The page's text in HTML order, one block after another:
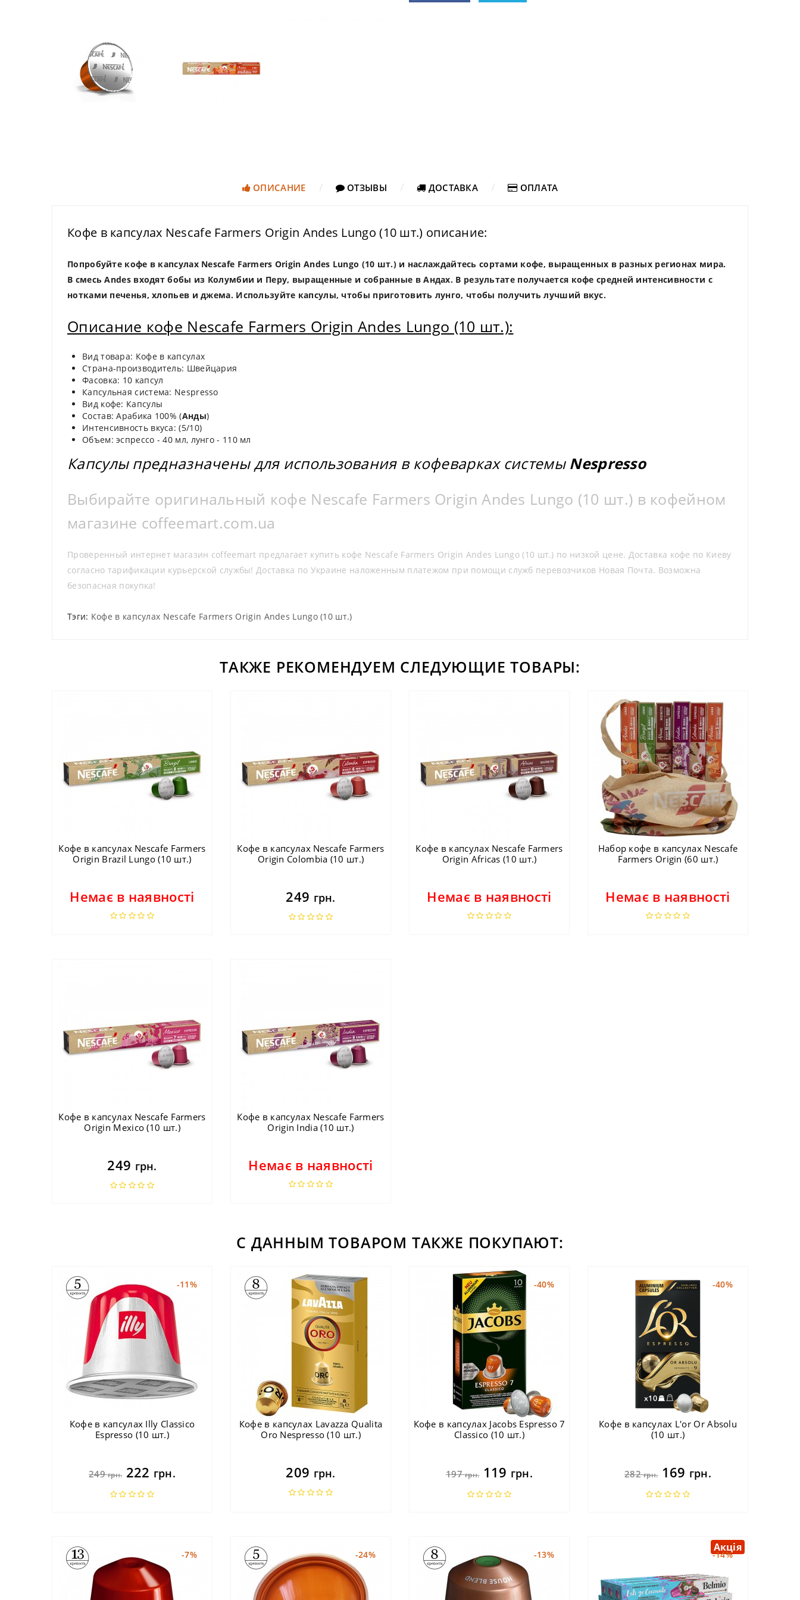
ОПИСАНИЕ ОТЗЫВЫ ДОСТАВКА ОПЛАТА
Кофе в капсулах Nescafe Farmers Origin Andes Lungo (10 шт.) описание:
Попробуйте кофе в капсулах Nescafe Farmers Origin Andes Lungo (10 шт.) и наслаждайтесь сортами кофе, выращенных в разных регионах мира.
В смесь Andes входят бобы из Колумбии и Перу, выращенные и собранные в Андах. В результате получается кофе средней интенсивности с
нотками печенья, хлопьев и джема. Используйте капсулы, чтобы приготовить лунго, чтобы получить лучший вкус.
Описание кофе Nescafe Farmers Origin Andes Lungo (10 шт.):
Вид товара: Кофе в капсулах
Страна-производитель: Швейцария
Фасовка: 10 капсул
Капсульная система: Nespresso
Вид кофе: Капсулы
Состав: Арабика 100% (Анды)
Интенсивность вкуса: (5/10)
Объем: эспрессо - 40 мл, лунго - 110 мл
Капсулы предназначены для использования в кофеварках системы Nespresso
Выбирайте оригинальный кофе Nescafe Farmers Origin Andes Lungo (10 шт.) в кофейном
магазине coffeemart.com.ua
Проверенный интернет магазин coffeemart предлагает купить кофе Nescafe Farmers Origin Andes Lungo (10 шт.) по низкой цене. Доставка кофе по Киеву
согласно тарификации курьерской службы! Доставка по Украине наложенным платежом при помощи служб перевозчиков Новая Почта. Возможна
безопасная покупка!
Тэги: Кофе в капсулах Nescafe Farmers Origin Andes Lungo (10 шт.)
ТАКЖЕ РЕКОМЕНДУЕМ СЛЕДУЮЩИЕ ТОВАРЫ:
Кофе в капсулах Nescafe Farmers
Origin Brazil Lungo (10 шт.)
Немає в наявності
Кофе в капсулах Nescafe Farmers
Origin Colombia (10 шт.)
249 грн.
Кофе в капсулах Nescafe Farmers
Origin Africas (10 шт.)
Немає в наявності
Набор кофе в капсулах Nescafe
Farmers Origin (60 шт.)
Немає в наявності
Кофе в капсулах Nescafe Farmers
Origin Mexico (10 шт.)
249 грн.
Кофе в капсулах Nescafe Farmers
Origin India (10 шт.)
Немає в наявності
С ДАННЫМ ТОВАРОМ ТАКЖЕ ПОКУПАЮТ:
-11%
Кофе в капсулах Illy Classico
Espresso (10 шт.)
249грн.222 грн.
Кофе в капсулах Lavazza Qualita
Oro Nespresso (10 шт.)
209 грн.
-40%
Кофе в капсулах Jacobs Espresso 7
Classico (10 шт.)
197грн.119 грн.
-40%
Кофе в капсулах L'or Or Absolu
(10 шт.)
282грн.169 грн.
-7% -24% -13% -14%
Акція